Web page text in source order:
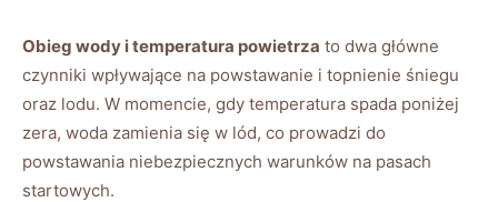
Obieg wody i temperatura powietrza ⁣to ⁤dwa główne
czynniki ⁤wpływające na powstawanie ⁣i topnienie⁤ śniegu
oraz‍ lodu. W momencie, gdy temperatura ⁣spada poniżej
‍zera,‍ woda⁣ zamienia się w lód, ​co prowadzi do
powstawania niebezpiecznych‍ warunków na pasach
startowych.